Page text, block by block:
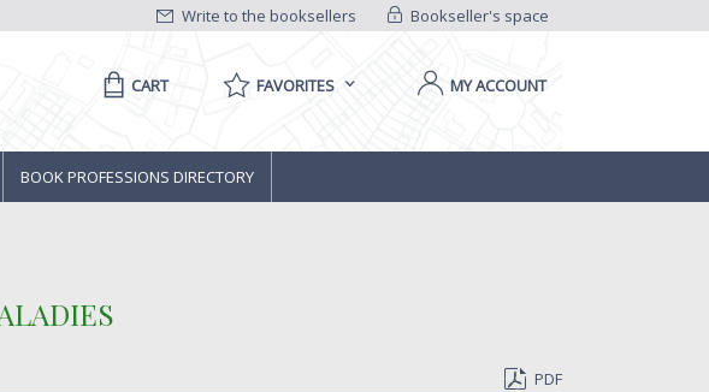
Bookseller's space
Write to the booksellers
CART FAVORITES MY ACCOUNT
BOOK PROFESSIONS DIRECTORY
PDF